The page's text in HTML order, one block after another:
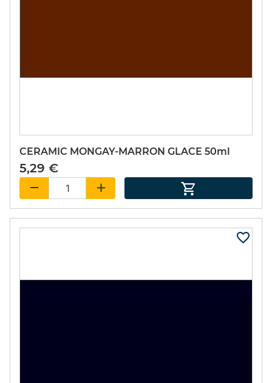
CERAMIC MONGAY-MARRON GLACE 50ml
5,29 €